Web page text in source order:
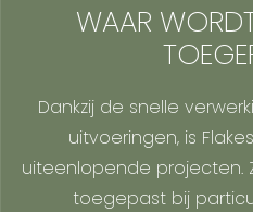
WAAR
Dankzij de snelle
uitvoeringen, is
uiteenlopende projecten.
toegepast bij